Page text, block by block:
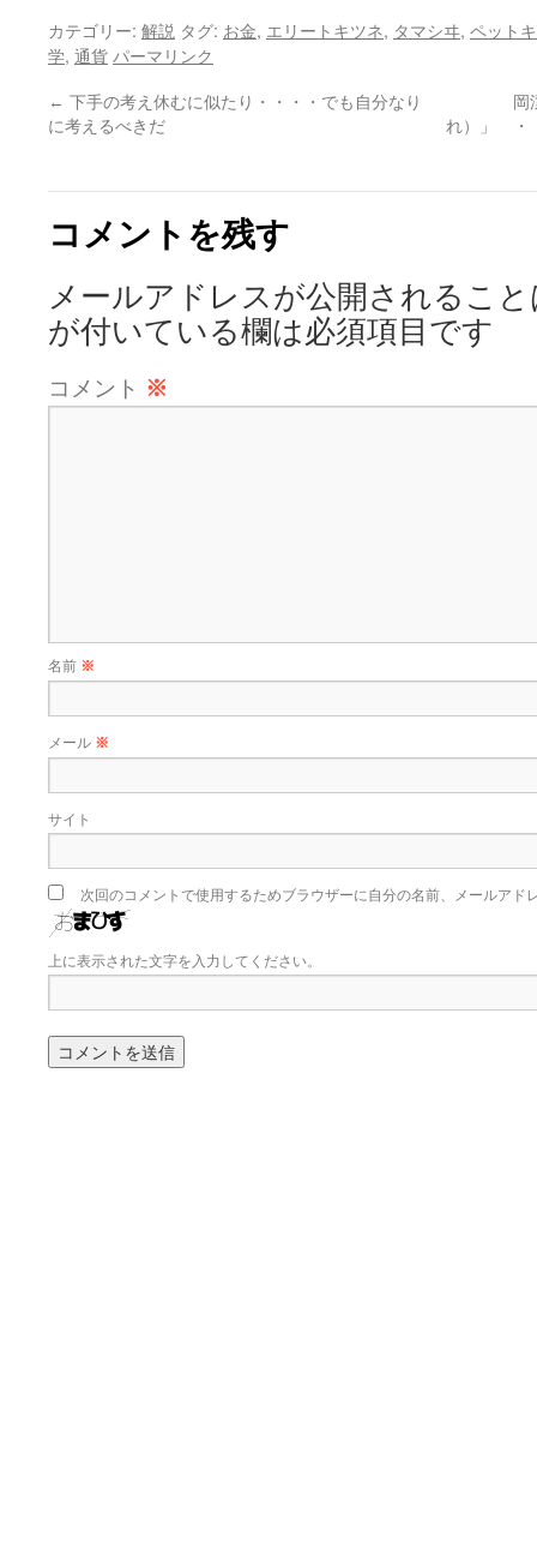
カテゴリー: 解説 タグ: お金, エリートキツネ, タマシヰ, ペット
学, 通貨 パーマリンク
← 下手の考え休むに似たり・・・・でも自分なり
に考えるべきだ
岡
れ）」 ・
コメントを残す
メールアドレスが公開されるこ
が付いている欄は必須項目です
コメント ※
名前 ※
メール ※
サイト
次回のコメントで使用するためブラウザーに自分の名前、メールアド
上に表示された文字を入力してください。